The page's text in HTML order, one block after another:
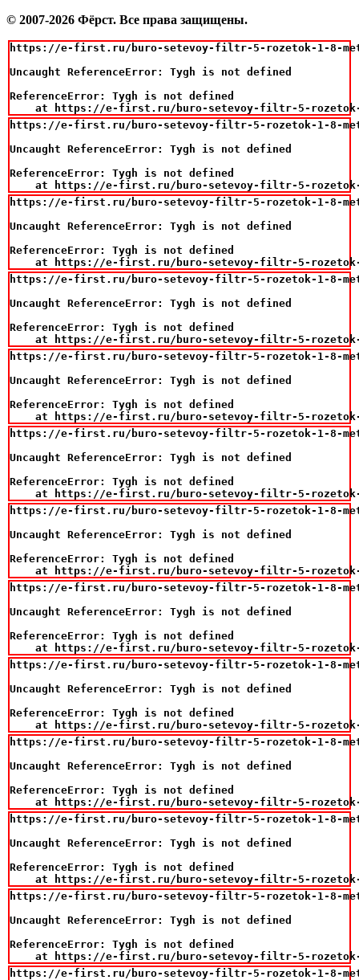
© 2007-2026 Фёрст. Все права защищены.
https://e-first.ru/buro-setevoy-filtr-5-rozetok-1-8-
Uncaught ReferenceError: Tygh is not defined
ReferenceError: Tygh is not defined
at https://e-first.ru/buro-setevoy-filtr-5-
https://e-first.ru/buro-setevoy-filtr-5-rozetok-1-8-metra-
Uncaught ReferenceError: Tygh is not defined
ReferenceError: Tygh is not defined
at https://e-first.ru/buro-setevoy-filtr-5-
https://e-first.ru/buro-setevoy-filtr-5-rozetok-1-8-
Uncaught ReferenceError: Tygh is not defined
ReferenceError: Tygh is not defined
at https://e-first.ru/buro-setevoy-filtr-5-
https://e-first.ru/buro-setevoy-filtr-5-rozetok-1-8-
Uncaught ReferenceError: Tygh is not defined
ReferenceError: Tygh is not defined
at https://e-first.ru/buro-setevoy-filtr-5-
https://e-first.ru/buro-setevoy-filtr-5-rozetok-1-8-
Uncaught ReferenceError: Tygh is not defined
ReferenceError: Tygh is not defined
at https://e-first.ru/buro-setevoy-filtr-5-
https://e-first.ru/buro-setevoy-filtr-5-rozetok-1-8-
Uncaught ReferenceError: Tygh is not defined
ReferenceError: Tygh is not defined
at https://e-first.ru/buro-setevoy-filtr-5-
https://e-first.ru/buro-setevoy-filtr-5-rozetok-1-8-
Uncaught ReferenceError: Tygh is not defined
ReferenceError: Tygh is not defined
at https://e-first.ru/buro-setevoy-filtr-5-
https://e-first.ru/buro-setevoy-filtr-5-rozetok-1-8-metra-
Uncaught ReferenceError: Tygh is not defined
ReferenceError: Tygh is not defined
at https://e-first.ru/buro-setevoy-filtr-5-
https://e-first.ru/buro-setevoy-filtr-5-rozetok-1-8-metra-
Uncaught ReferenceError: Tygh is not defined
ReferenceError: Tygh is not defined
at https://e-first.ru/buro-setevoy-filtr-5-
https://e-first.ru/buro-setevoy-filtr-5-rozetok-1-8-
Uncaught ReferenceError: Tygh is not defined
ReferenceError: Tygh is not defined
at https://e-first.ru/buro-setevoy-filtr-5-
https://e-first.ru/buro-setevoy-filtr-5-rozetok-1-8-
Uncaught ReferenceError: Tygh is not defined
ReferenceError: Tygh is not defined
at https://e-first.ru/buro-setevoy-filtr-5-
https://e-first.ru/buro-setevoy-filtr-5-rozetok-1-8-
Uncaught ReferenceError: Tygh is not defined
ReferenceError: Tygh is not defined
at https://e-first.ru/buro-setevoy-filtr-5-
https://e-first.ru/buro-setevoy-filtr-5-rozetok-1-8-